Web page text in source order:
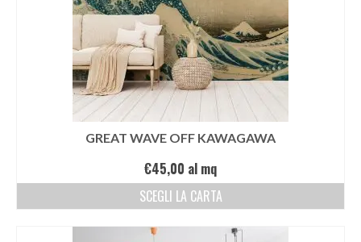
GREAT WAVE OFF KAWAGAWA
€45,00 al mq
SCEGLI LA CARTA